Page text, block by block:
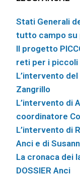
Stati Generali
tutto campo su
Il progetto
reti per i piccoli
L’intervento
Zangrillo
L’intervento di
coordinatore
L’intervento di
Anci e di
La cronaca dei
DOSSIER Anci